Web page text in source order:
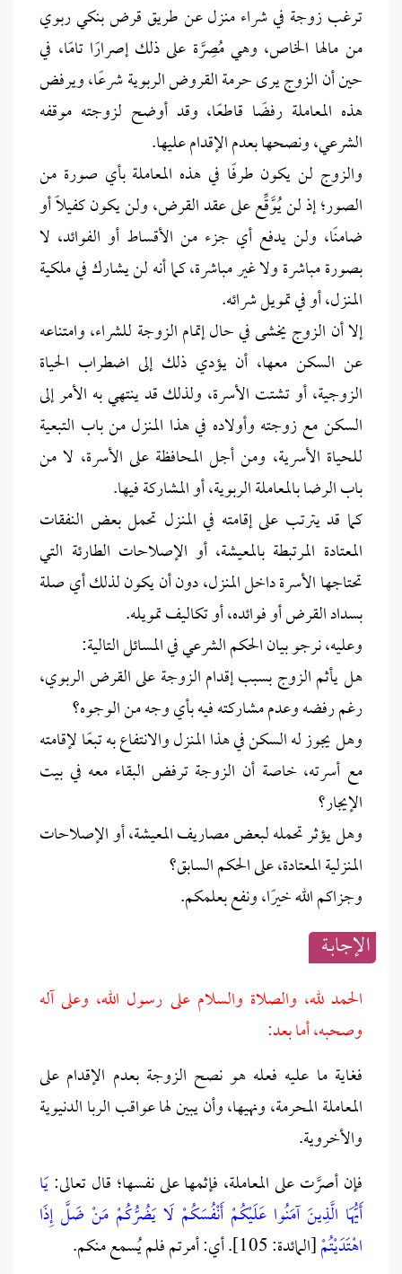
ترغب زوجة في شراء منزل عن طريق قرض بنكي ربوي
من مالها الخاص، وهي مُصِرَّة على ذلك إصرارًا تامًا، في
حين أن الزوج يرى حرمة القروض الربوية شرعًا، ويرفض
هذه المعاملة رفضًا قاطعًا، وقد أوضح لزوجته موقفه
الشرعي، ونصحها بعدم الإقدام عليها.
والزوج لن يكون طرفًا في هذه المعاملة بأي صورة من
الصور؛ إذ لن يُوَّقِّع على عقد القرض، ولن يكون كفيلًا أو
ضامنًا، ولن يدفع أي جزء من الأقساط أو الفوائد، لا
بصورة مباشرة ولا غير مباشرة، كما أنه لن يشارك في ملكية
المنزل، أو في تمويل شرائه.
إلا أن الزوج يخشى في حال إتمام الزوجة للشراء، وامتناعه
عن السكن معها، أن يؤدي ذلك إلى اضطراب الحياة
الزوجية، أو تشتت الأسرة، ولذلك قد ينتهي به الأمر إلى
السكن مع زوجته وأولاده في هذا المنزل من باب التبعية
للحياة الأسرية، ومن أجل المحافظة على الأسرة، لا من
باب الرضا بالمعاملة الربوية، أو المشاركة فيها.
كما قد يترتب على إقامته في المنزل تحمل بعض النفقات
المعتادة المرتبطة بالمعيشة، أو الإصلاحات الطارئة التي
تحتاجها الأسرة داخل المنزل، دون أن يكون لذلك أي صلة
بسداد القرض أو فوائده، أو تكاليف تمويله.
وعليه، نرجو بيان الحكم الشرعي في المسائل التالية:
هل يأثم الزوج بسبب إقدام الزوجة على القرض الربوي،
رغم رفضه وعدم مشاركته فيه بأي وجه من الوجوه؟
وهل يجوز له السكن في هذا المنزل والانتفاع به تبعًا لإقامته
مع أسرته، خاصة أن الزوجة ترفض البقاء معه في بيت
الإيجار؟
وهل يؤثر تحمله لبعض مصاريف المعيشة، أو الإصلاحات
المنزلية المعتادة، على الحكم السابق؟
وجزاكم الله خيرًا، ونفع بعلمكم.
الإجابــة
الحمد لله، والصلاة والسلام على رسول الله، وعلى آله
وصحبه، أما بعد:
فغاية ما عليه فعله هو نصح الزوجة بعدم الإقدام على
المعاملة المحرمة، ونهيها، وأن يبين لها عواقب الربا الدنيوية
والأخروية.
فإن أصرَّت على المعاملة، فإثمها على نفسها؛ قال تعالى:يَا
أَيُّهَا الَّذِينَ آمَنُوا عَلَيْكُمْ أَنْفُسَكُمْ لَا يَضُرُّكُمْ مَنْ ضَلَّ إِذَا
اهْتَدَيْتُمْ[المائدة: 105]. أي: أمرتم فلم يُسمع منكم.